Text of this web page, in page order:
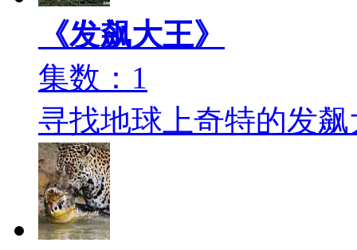
《发飙大王》
集数：1
寻找地球上奇特的发飙